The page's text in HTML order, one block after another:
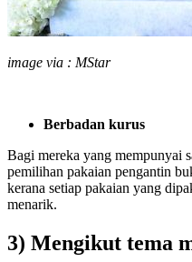
image via : MStar
Berbadan kurus
Bagi mereka yang mempunyai
pemilihan pakaian pengantin
kerana setiap pakaian yang
menarik.
3) Mengikut tema